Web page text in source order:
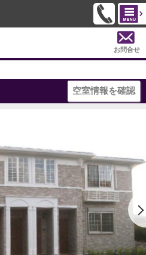
お問合せ
空室情報を確認